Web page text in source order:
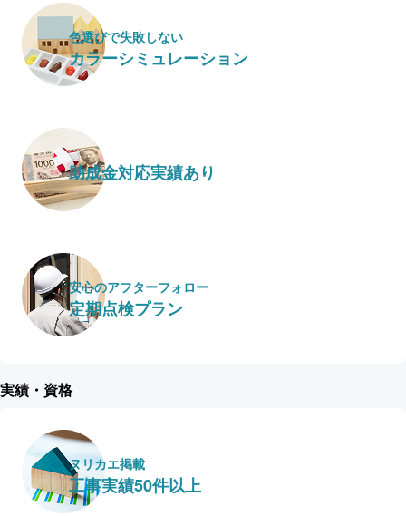
色選びで失敗しない
カラーシミュレーション
助成金対応実績あり
安心のアフターフォロー
定期点検プラン
実績・資格
ヌリカエ掲載
工事実績50件以上